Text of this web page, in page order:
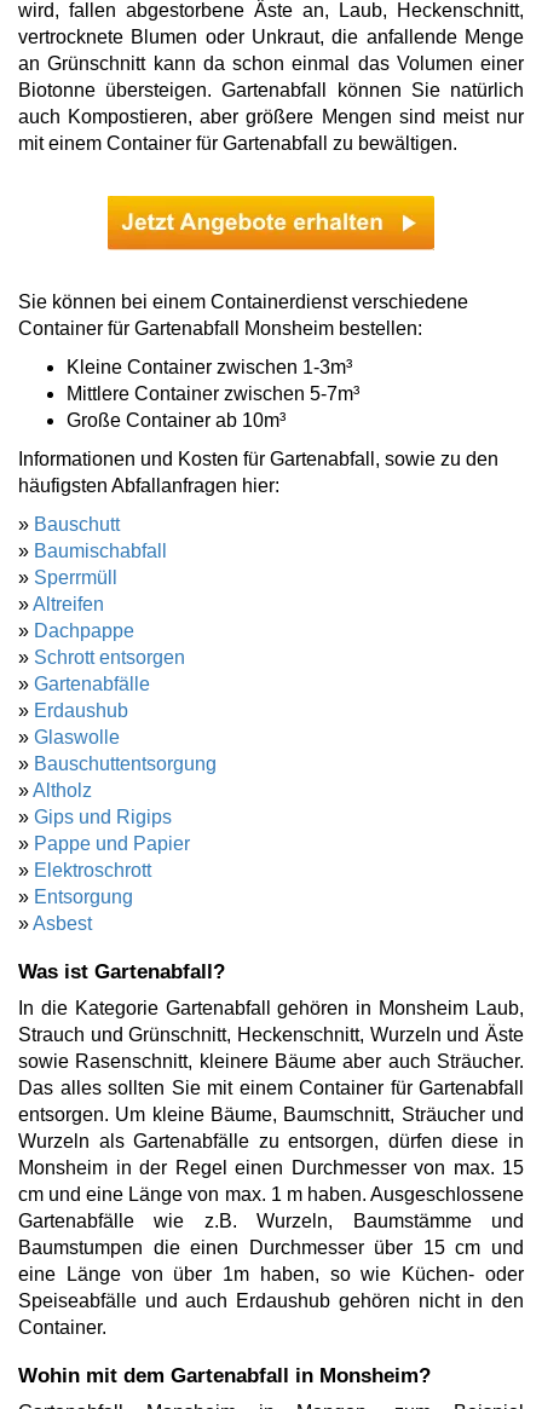
wird, fallen abgestorbene Äste an, Laub, Heckenschnitt,
vertrocknete Blumen oder Unkraut, die anfallende Menge
an Grünschnitt kann da schon einmal das Volumen einer
Biotonne übersteigen. Gartenabfall können Sie natürlich
auch Kompostieren, aber größere Mengen sind meist nur
mit einem Container für Gartenabfall zu bewältigen.
Sie können bei einem Containerdienst verschiedene
Container für Gartenabfall Monsheim bestellen:
Kleine Container zwischen 1-3m³
Mittlere Container zwischen 5-7m³
Große Container ab 10m³
Informationen und Kosten für Gartenabfall, sowie zu den
häufigsten Abfallanfragen hier:
» Bauschutt
» Baumischabfall
» Sperrmüll
»Altreifen
» Dachpappe
» Schrott entsorgen
» Gartenabfälle
» Erdaushub
» Glaswolle
» Bauschuttentsorgung
»Altholz
» Gips und Rigips
» Pappe und Papier
» Elektroschrott
» Entsorgung
»Asbest
Was ist Gartenabfall?
In die Kategorie Gartenabfall gehören in Monsheim Laub,
Strauch und Grünschnitt, Heckenschnitt, Wurzeln und Äste
sowie Rasenschnitt, kleinere Bäume aber auch Sträucher.
Das alles sollten Sie mit einem Container für Gartenabfall
entsorgen. Um kleine Bäume, Baumschnitt, Sträucher und
Wurzeln als Gartenabfälle zu entsorgen, dürfen diese in
Monsheim in der Regel einen Durchmesser von max. 15
cm und eine Länge von max. 1 m haben. Ausgeschlossene
Gartenabfälle wie z.B. Wurzeln, Baumstämme und
Baumstumpen die einen Durchmesser über 15 cm und
eine Länge von über 1m haben, so wie Küchen- oder
Speiseabfälle und auch Erdaushub gehören nicht in den
Container.
Wohin mit dem Gartenabfall in Monsheim?